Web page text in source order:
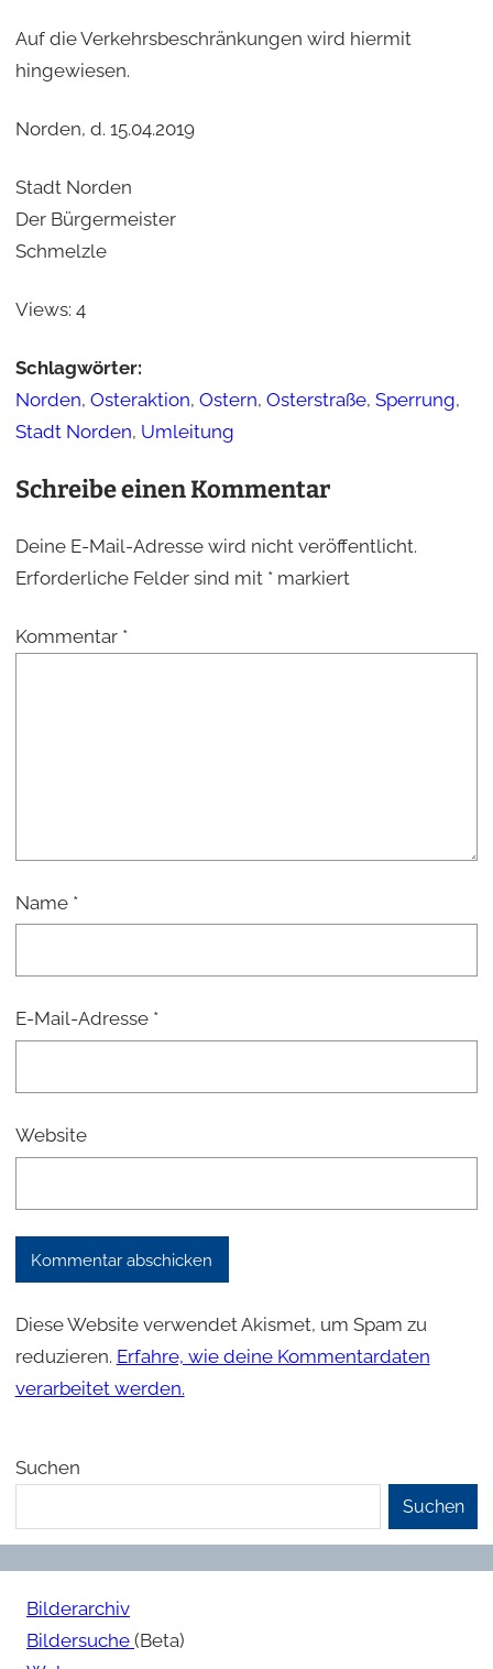
Auf die Verkehrsbeschränkungen wird hiermit
hingewiesen.
Norden, d. 15.04.2019
Stadt Norden
Der Bürgermeister
Schmelzle
Views: 4
Schlagwörter:
Norden, Osteraktion, Ostern, Osterstraße, Sperrung,
Stadt Norden, Umleitung
Schreibe einen Kommentar
Deine E-Mail-Adresse wird nicht veröffentlicht.
Erforderliche Felder sind mit *markiert
Kommentar *
Name *
E-Mail-Adresse *
Website
Diese Website verwendet Akismet, um Spam zu
reduzieren. Erfahre, wie deine Kommentardaten
verarbeitet werden.
Suchen
Suchen
Bilderarchiv
Bildersuche (Beta)